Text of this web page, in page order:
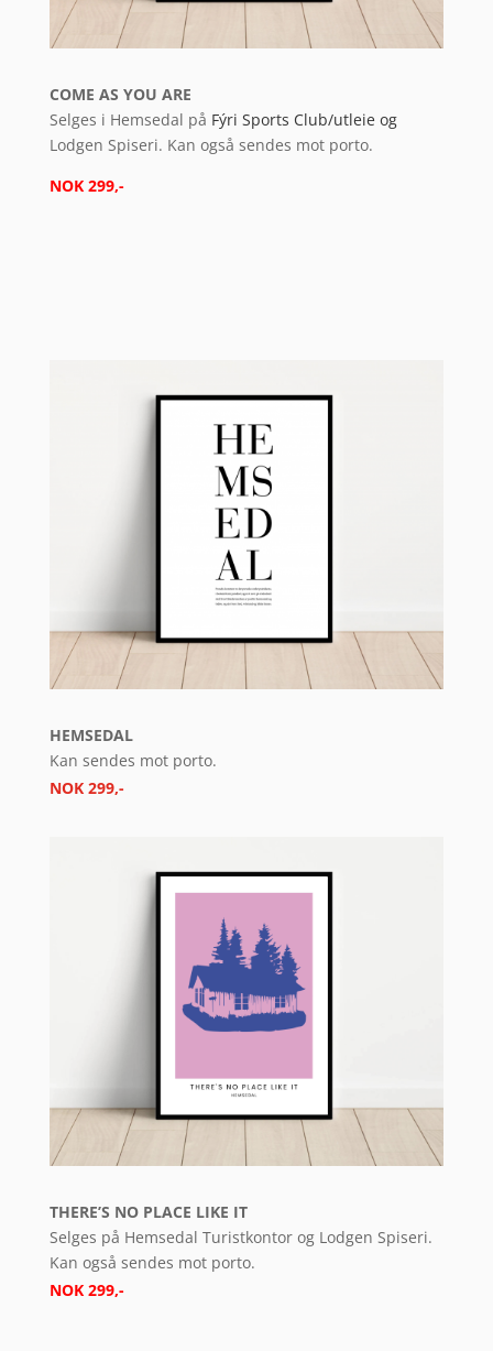
COME AS YOU ARE
Selges i Hemsedal på Fýri Sports Club/utleie og
Lodgen Spiseri. Kan også sendes mot porto.
NOK 299,-
HEMSEDAL
Kan sendes mot porto.
NOK 299,-
THERE’S NO PLACE LIKE IT
Selges på Hemsedal Turistkontor og Lodgen Spiseri.
Kan også sendes mot porto.
NOK 299,-